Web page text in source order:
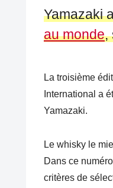
Yamazaki
au monde,
La troisième
International a
Yamazaki.
Le whisky le
Dans ce
critères de